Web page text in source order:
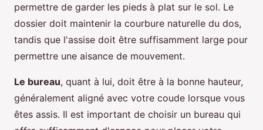
permettre de garder les pieds à plat sur le sol. Le
dossier doit maintenir la courbure naturelle du dos,
tandis que l'assise doit être suffisamment large pour
permettre une aisance de mouvement.
Le bureau, quant à lui, doit être à la bonne hauteur,
généralement aligné avec votre coude lorsque vous
êtes assis. Il est important de choisir un bureau qui